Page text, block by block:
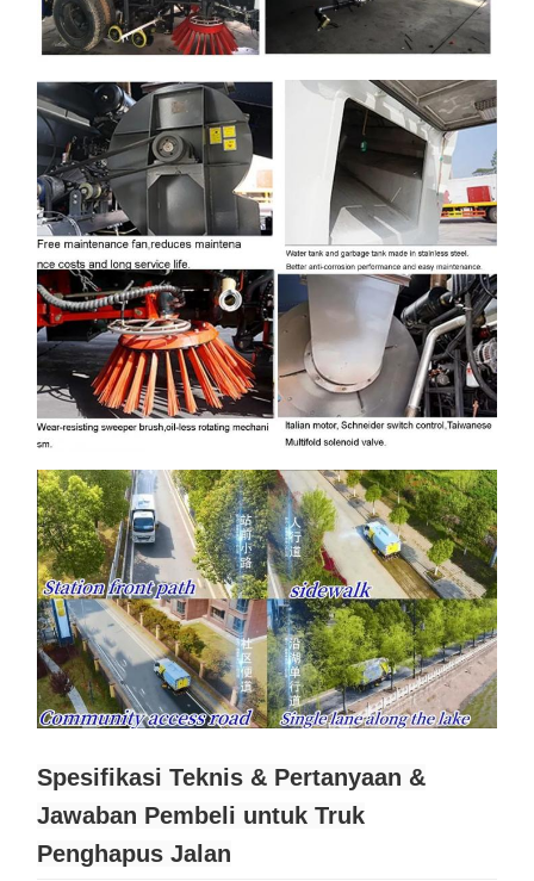
Spesifikasi Teknis & Pertanyaan &
Jawaban Pembeli untuk Truk
Penghapus Jalan